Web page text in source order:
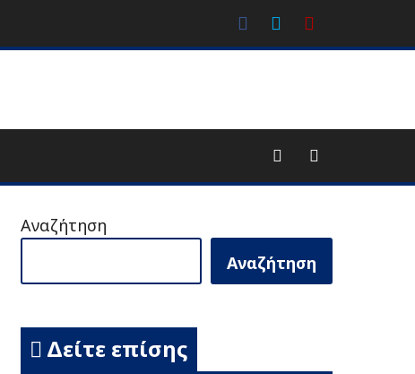
facebookTwitter
Αναζήτηση
Αναζήτηση
Δείτε επίσης